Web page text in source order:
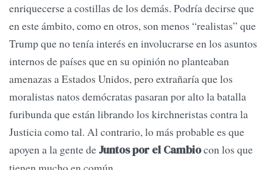
enriquecerse a costillas de los demás. Podría decirse que
en este ámbito, como en otros, son menos “realistas” que
Trump que no tenía interés en involucrarse en los asuntos
internos de países que en su opinión no planteaban
amenazas a Estados Unidos, pero extrañaría que los
moralistas natos demócratas pasaran por alto la batalla
furibunda que están librando los kirchneristas contra la
Justicia como tal. Al contrario, lo más probable es que
apoyen a la gente deJuntos por el Cambiocon los que